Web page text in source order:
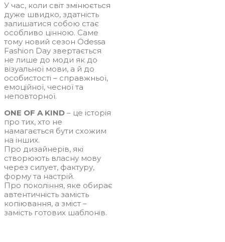
У час, коли світ змінюється
дуже швидко, здатність
залишатися собою стає
особливо цінною. Саме
тому новий сезон Odessa
Fashion Day звертається
не лише до моди як до
візуальної мови, а й до
особистості – справжньої,
емоційної, чесної та
неповторної.
ONE OF A KIND – це історія
про тих, хто не
намагається бути схожим
на інших.
Про дизайнерів, які
створюють власну мову
через силует, фактуру,
форму та настрій.
Про покоління, яке обирає
автентичність замість
копіювання, а зміст –
замість готових шаблонів.